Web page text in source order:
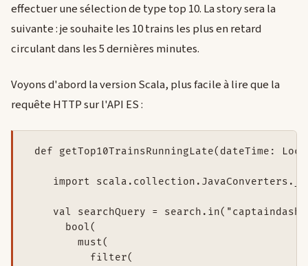
effectuer une sélection de type top 10. La story sera la
suivante : je souhaite les 10 trains les plus en retard
circulant dans les 5 dernières minutes.
Voyons d'abord la version Scala, plus facile à lire que la
requête HTTP sur l'API ES :
def getTop10TrainsRunningLate(dateTime:
    import scala.collection.JavaConverters._
val searchQuery =
      bool(
        must(
          filter(